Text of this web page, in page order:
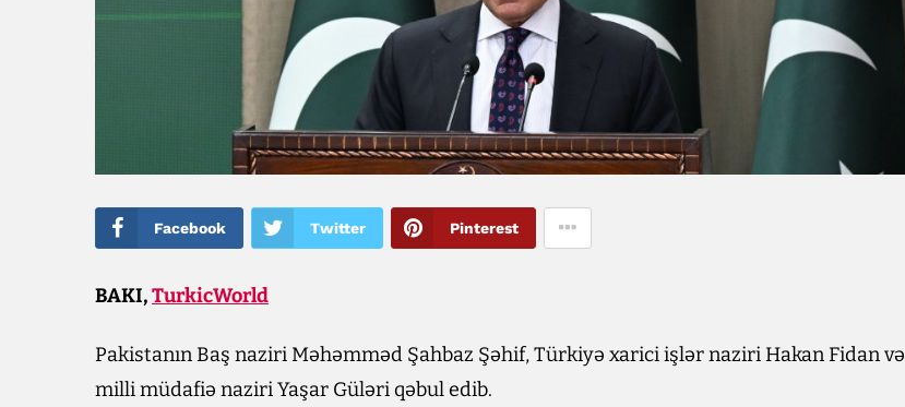
Facebook Twitter Pinterest
BAKI,TurkicWorld
Pakistanın Baş naziri Məhəmməd Şahbaz Şəhif, Türkiyə xarici işlər naziri Hakan Fidan və
milli müdafiə naziri Yaşar Güləri qəbul edib.